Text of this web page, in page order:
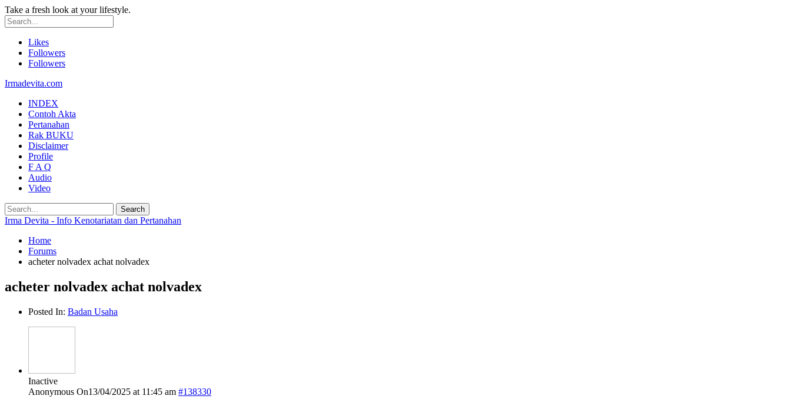
Take a fresh look at your lifestyle.
Likes
Followers
Followers
Irmadevita.com
INDEX
Contoh Akta
Pertanahan
Rak BUKU
Disclaimer
Profile
F A Q
Audio
Video
Irma Devita - Info Kenotariatan dan Pertanahan
Home
Forums
acheter nolvadex achat nolvadex
acheter nolvadex achat nolvadex
Posted In: Badan Usaha
Inactive
Anonymous On13/04/2025 at 11:45 am #138330